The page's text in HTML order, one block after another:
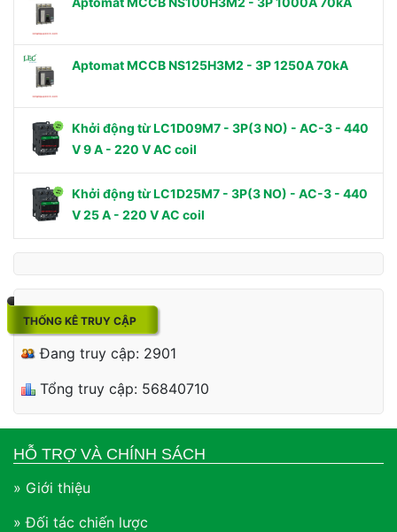
Aptomat MCCB NS125H3M2 - 3P 1250A 70kA
Khởi động từ LC1D09M7 - 3P(3 NO) - AC-3 - 440
V 9 A - 220 V AC coil
Khởi động từ LC1D25M7 - 3P(3 NO) - AC-3 - 440
V 25 A - 220 V AC coil
THỐNG KÊ TRUY CẬP
Đang truy cập: 2901
Tổng truy cập: 56840710
HỖ TRỢ VÀ CHÍNH SÁCH
» Giới thiệu
» Đối tác chiến lược